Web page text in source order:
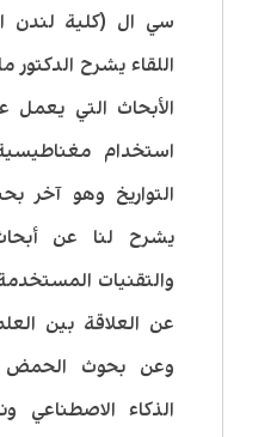
سي ال (كلية لندن
اللقاء يشرح
الأبحاث التي
استخدام
التواريخ وهو آخر
يشرح لنا عن
والتقنيات
عن العلاقة بين
وعن بحوث الحمض
الذكاء الاصطناعي